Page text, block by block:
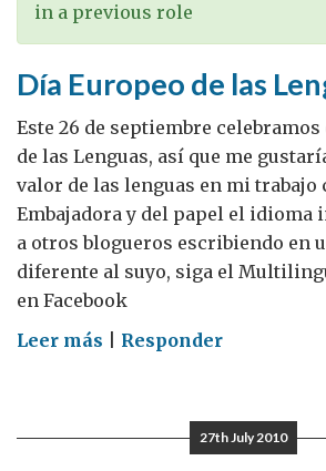
in a previous role
Día Europeo de las
Este 26 de septiembre
de las Lenguas, así que me
valor de las lenguas en mi trabajo
Embajadora y del papel el
a otros blogueros escribiendo en
diferente al suyo, siga el
en Facebook
Leer más onResponder
27th July 2010